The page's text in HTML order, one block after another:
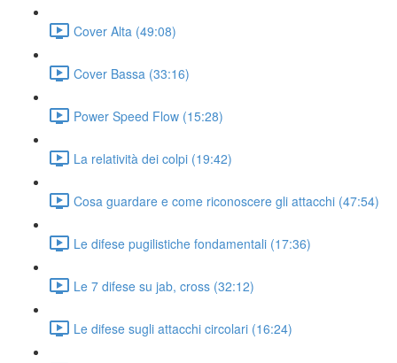
Cover Alta (49:08)
Cover Bassa (33:16)
Power Speed Flow (15:28)
La relatività dei colpi (19:42)
Cosa guardare e come riconoscere gli attacchi (47:54)
Le difese pugilistiche fondamentali (17:36)
Le 7 difese su jab, cross (32:12)
Le difese sugli attacchi circolari (16:24)